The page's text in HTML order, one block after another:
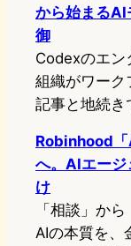
から始まるAI
御
Codexのエン
組織がワーク
記事と地続き
Robinhood
へ。AIエージ
け
「相談」か
AIの本質を、